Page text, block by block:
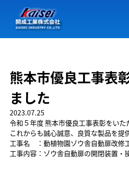
熊本市優良工事表
ました
2023.07.25
令和５年度 熊本市優良工事表彰をいた
これからも誠心誠意、良質な製品を提
工事名 ：動植物園ゾウ舎自動扉改修
工事内容：ゾウ舎自動扉の開閉装置・